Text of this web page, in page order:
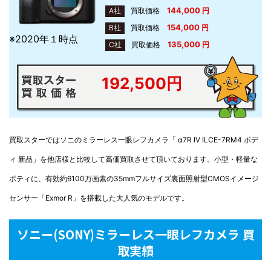
A社 買取価格 144,000円
B社
買取価格 154,000円
C社
買取価格 135,000円
※2020年１時点
192,500円
買取スターではソニのミラーレス一眼レフカメラ「 α7R IV ILCE-7RM4 ボデ
ィ 新品」を他店様と比較して高価買取させて頂いております。小型・軽量な
ボティに、有効約6100万画素の35mmフルサイズ裏面照射型CMOSイメージ
センサー「Exmor R」を搭載した大人気のモデルです。
ソニー(SONY)ミラーレス一眼レフカメラ 買
取実績